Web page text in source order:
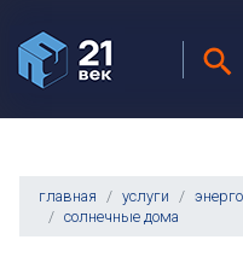
главная услуги
солнечные дома